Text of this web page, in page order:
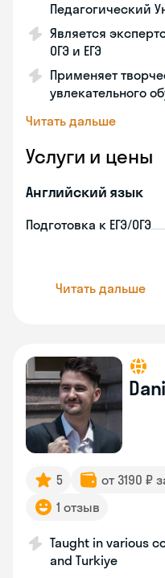
Педагогический
Является
ОГЭ и ЕГЭ
Применяет
увлекательного
Читать дальше
Услуги и цены
Английский язык
Подготовка к ЕГЭ/ОГЭ
Читать дальше
5 от 3190 ₽
1 отзыв
Taught in various
and Turkiye